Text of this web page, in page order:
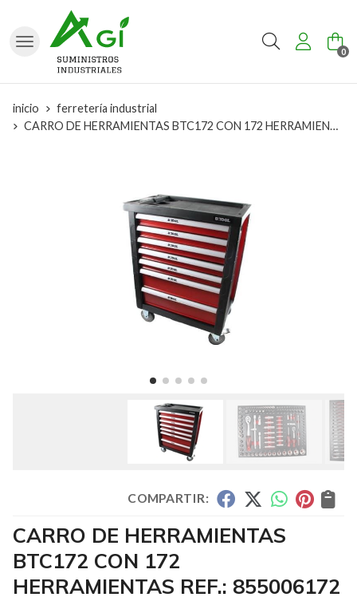
Buscar 0
inicio
ferretería industrial
CARRO DE HERRAMIENTAS BTC172 CON 172 HERRAMIENTAS REF.: 855006172
COMPARTIR:
CARRO DE HERRAMIENTAS
BTC172 CON 172
HERRAMIENTAS REF.: 855006172